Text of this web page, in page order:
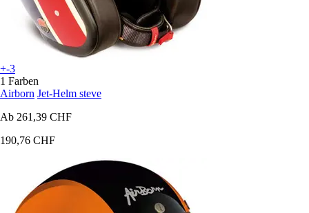
+-3
1 Farben
Airborn Jet-Helm steve
Ab 261,39 CHF
190,76 CHF